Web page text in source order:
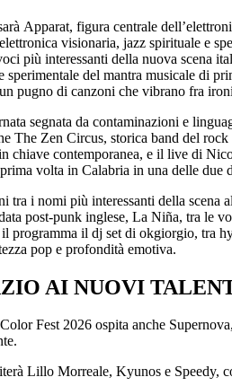
Apparat, figura centrale
visionaria, jazz spirituale e
più interessanti della nuova scena
del mantra musicale di
pugno di canzoni che vibrano fra
segnata da contaminazioni e
The Zen Circus, storica band del
chiave contemporanea, e il live di
volta in Calabria in una delle
tra i nomi più interessanti della
post-punk inglese, La Niña, tra le
programma il dj set di okgiorgio, tra
pop e profondità emotiva.
AI NUOVI
Fest 2026 ospita anche
Lillo Morreale, Kyunos e Speedy,